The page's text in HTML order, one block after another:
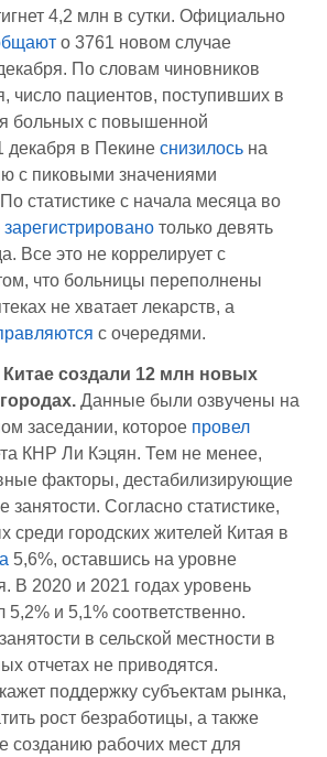
4,2 млн в сутки. Официально
о 3761 новом случае
По словам чиновников
число пациентов, поступивших в
больных с повышенной
декабря в Пекине снизилось на
с пиковыми значениями
статистике с начала месяца во
зарегистрировано только девять
Все это не коррелирует с
что больницы переполнены
не хватает лекарств, а
с очередями.
Китае создали 12 млн новых
Данные были озвучены на
заседании, которое провел
КНР Ли Кэцян. Тем не менее,
факторы, дестабилизирующие
Согласно статистике,
среди городских жителей Китая в
5,6%, оставшись на уровне
В 2020 и 2021 годах уровень
и 5,1% соответственно.
в сельской местности в
отчетах не приводятся.
поддержку субъектам рынка,
рост безработицы, а также
созданию рабочих мест для